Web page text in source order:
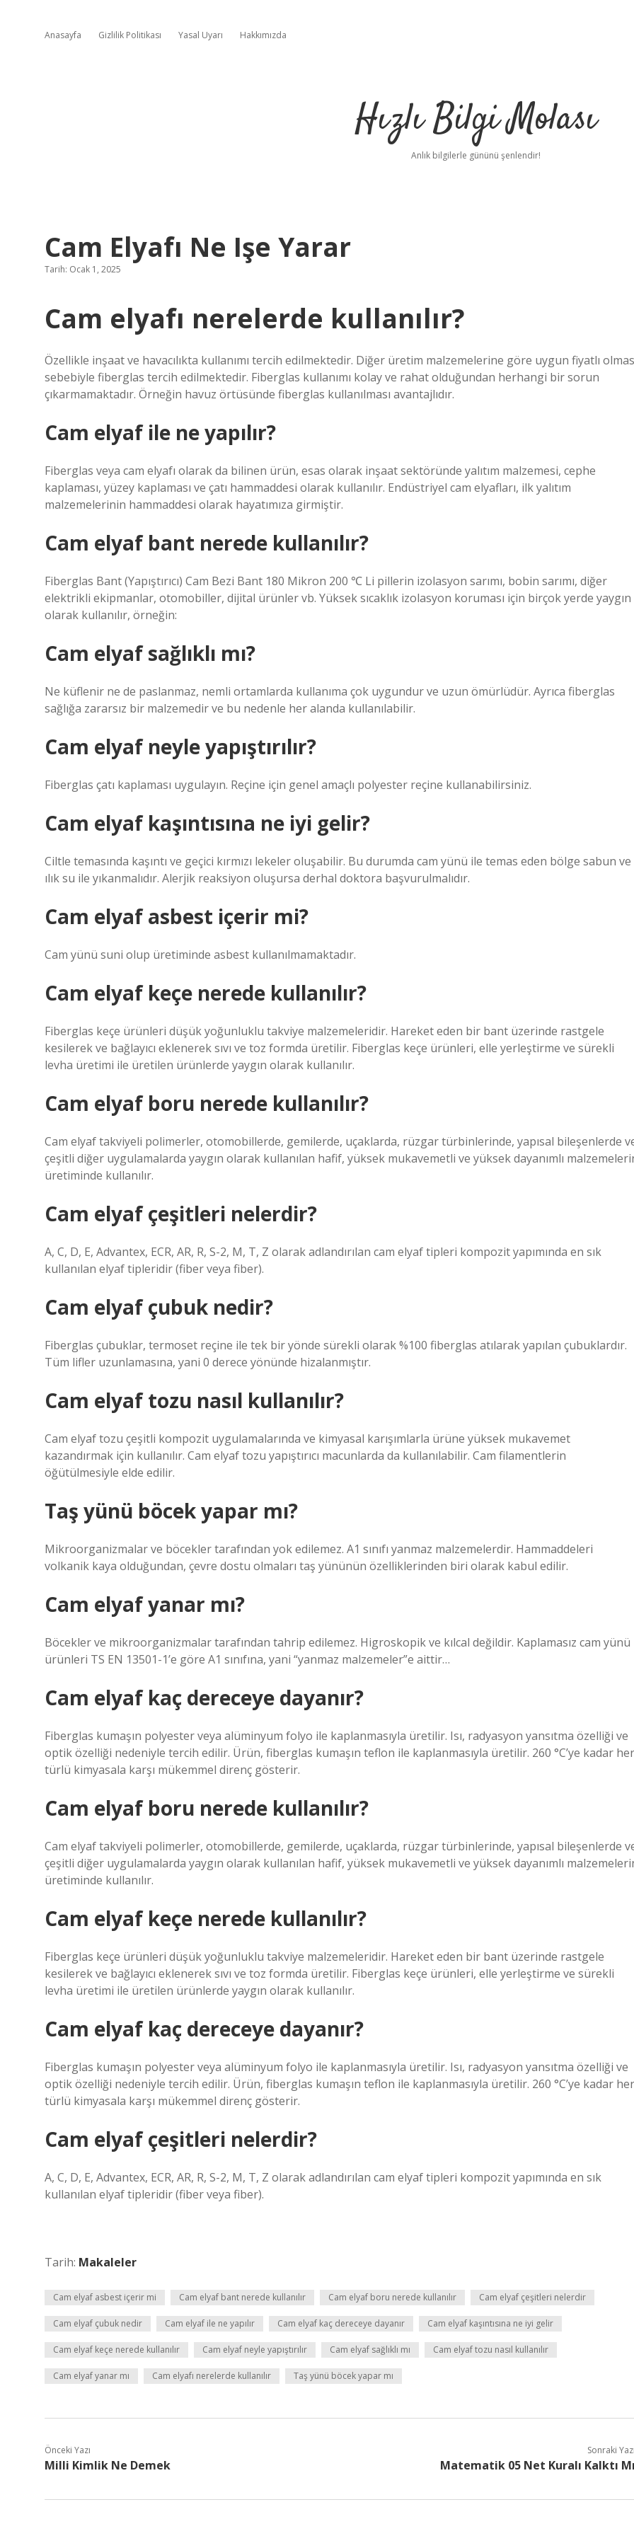
Anasayfa Gizlilik Politikası Yasal Uyarı Hakkımızda
Hızlı Bilgi Molası
Anlık bilgilerle gününü şenlendir!
Cam Elyafı Ne Işe Yarar
Tarih: Ocak 1, 2025
Cam elyafı nerelerde kullanılır?
Özellikle inşaat ve havacılıkta kullanımı tercih edilmektedir. Diğer üretim malzemelerine göre uygun fiyatlı
sebebiyle fiberglas tercih edilmektedir. Fiberglas kullanımı kolay ve rahat olduğundan herhangi bir sorun
çıkarmamaktadır. Örneğin havuz örtüsünde fiberglas kullanılması avantajlıdır.
Cam elyaf ile ne yapılır?
Fiberglas veya cam elyafı olarak da bilinen ürün, esas olarak inşaat sektöründe yalıtım malzemesi, cephe
kaplaması, yüzey kaplaması ve çatı hammaddesi olarak kullanılır. Endüstriyel cam elyafları, ilk yalıtım
malzemelerinin hammaddesi olarak hayatımıza girmiştir.
Cam elyaf bant nerede kullanılır?
Fiberglas Bant (Yapıştırıcı) Cam Bezi Bant 180 Mikron 200 ℃ Li pillerin izolasyon sarımı, bobin sarımı, diğer
elektrikli ekipmanlar, otomobiller, dijital ürünler vb. Yüksek sıcaklık izolasyon koruması için birçok yerde yaygın
olarak kullanılır, örneğin:
Cam elyaf sağlıklı mı?
Ne küflenir ne de paslanmaz, nemli ortamlarda kullanıma çok uygundur ve uzun ömürlüdür. Ayrıca fiberglas
sağlığa zararsız bir malzemedir ve bu nedenle her alanda kullanılabilir.
Cam elyaf neyle yapıştırılır?
Fiberglas çatı kaplaması uygulayın. Reçine için genel amaçlı polyester reçine kullanabilirsiniz.
Cam elyaf kaşıntısına ne iyi gelir?
Ciltle temasında kaşıntı ve geçici kırmızı lekeler oluşabilir. Bu durumda cam yünü ile temas eden bölge sabun ve
ılık su ile yıkanmalıdır. Alerjik reaksiyon oluşursa derhal doktora başvurulmalıdır.
Cam elyaf asbest içerir mi?
Cam yünü suni olup üretiminde asbest kullanılmamaktadır.
Cam elyaf keçe nerede kullanılır?
Fiberglas keçe ürünleri düşük yoğunluklu takviye malzemeleridir. Hareket eden bir bant üzerinde rastgele
kesilerek ve bağlayıcı eklenerek sıvı ve toz formda üretilir. Fiberglas keçe ürünleri, elle yerleştirme ve sürekli
levha üretimi ile üretilen ürünlerde yaygın olarak kullanılır.
Cam elyaf boru nerede kullanılır?
Cam elyaf takviyeli polimerler, otomobillerde, gemilerde, uçaklarda, rüzgar türbinlerinde, yapısal bileşenlerde
çeşitli diğer uygulamalarda yaygın olarak kullanılan hafif, yüksek mukavemetli ve yüksek dayanımlı
üretiminde kullanılır.
Cam elyaf çeşitleri nelerdir?
A, C, D, E, Advantex, ECR, AR, R, S-2, M, T, Z olarak adlandırılan cam elyaf tipleri kompozit yapımında en sık
kullanılan elyaf tipleridir (fiber veya fiber).
Cam elyaf çubuk nedir?
Fiberglas çubuklar, termoset reçine ile tek bir yönde sürekli olarak %100 fiberglas atılarak yapılan çubuklardır.
Tüm lifler uzunlamasına, yani 0 derece yönünde hizalanmıştır.
Cam elyaf tozu nasıl kullanılır?
Cam elyaf tozu çeşitli kompozit uygulamalarında ve kimyasal karışımlarla ürüne yüksek mukavemet
kazandırmak için kullanılır. Cam elyaf tozu yapıştırıcı macunlarda da kullanılabilir. Cam filamentlerin
öğütülmesiyle elde edilir.
Taş yünü böcek yapar mı?
Mikroorganizmalar ve böcekler tarafından yok edilemez. A1 sınıfı yanmaz malzemelerdir. Hammaddeleri
volkanik kaya olduğundan, çevre dostu olmaları taş yününün özelliklerinden biri olarak kabul edilir.
Cam elyaf yanar mı?
Böcekler ve mikroorganizmalar tarafından tahrip edilemez. Higroskopik ve kılcal değildir. Kaplamasız cam yünü
ürünleri TS EN 13501-1’e göre A1 sınıfına, yani “yanmaz malzemeler”e aittir…
Cam elyaf kaç dereceye dayanır?
Fiberglas kumaşın polyester veya alüminyum folyo ile kaplanmasıyla üretilir. Isı, radyasyon yansıtma özelliği ve
optik özelliği nedeniyle tercih edilir. Ürün, fiberglas kumaşın teflon ile kaplanmasıyla üretilir. 260 °C’ye kadar her
türlü kimyasala karşı mükemmel direnç gösterir.
Cam elyaf boru nerede kullanılır?
Cam elyaf takviyeli polimerler, otomobillerde, gemilerde, uçaklarda, rüzgar türbinlerinde, yapısal bileşenlerde
çeşitli diğer uygulamalarda yaygın olarak kullanılan hafif, yüksek mukavemetli ve yüksek dayanımlı
üretiminde kullanılır.
Cam elyaf keçe nerede kullanılır?
Fiberglas keçe ürünleri düşük yoğunluklu takviye malzemeleridir. Hareket eden bir bant üzerinde rastgele
kesilerek ve bağlayıcı eklenerek sıvı ve toz formda üretilir. Fiberglas keçe ürünleri, elle yerleştirme ve sürekli
levha üretimi ile üretilen ürünlerde yaygın olarak kullanılır.
Cam elyaf kaç dereceye dayanır?
Fiberglas kumaşın polyester veya alüminyum folyo ile kaplanmasıyla üretilir. Isı, radyasyon yansıtma özelliği ve
optik özelliği nedeniyle tercih edilir. Ürün, fiberglas kumaşın teflon ile kaplanmasıyla üretilir. 260 °C’ye kadar her
türlü kimyasala karşı mükemmel direnç gösterir.
Cam elyaf çeşitleri nelerdir?
A, C, D, E, Advantex, ECR, AR, R, S-2, M, T, Z olarak adlandırılan cam elyaf tipleri kompozit yapımında en sık
kullanılan elyaf tipleridir (fiber veya fiber).
Tarih: Makaleler
Cam elyaf asbest içerir mi Cam elyaf bant nerede kullanılır Cam elyaf boru nerede kullanılır Cam elyaf çeşitleri nelerdir
Cam elyaf çubuk nedir Cam elyaf ile ne yapılır Cam elyaf kaç dereceye dayanır Cam elyaf kaşıntısına ne iyi gelir
Cam elyaf keçe nerede kullanılır Cam elyaf neyle yapıştırılır Cam elyaf sağlıklı mı Cam elyaf tozu nasıl kullanılır
Cam elyaf yanar mı Cam elyafı nerelerde kullanılır Taş yünü böcek yapar mı
Önceki Yazı
Milli Kimlik Ne Demek
Sonraki Yazı
Matematik 05 Net Kuralı Kalktı Mı